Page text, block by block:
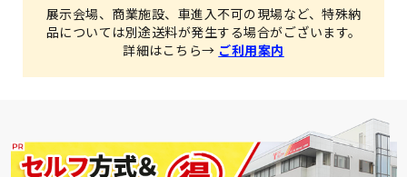
展示会場、商業施設、車進入不可の現場など、特殊納
品については別途送料が発生する場合がございます。
詳細はこちら→ ご利用案内